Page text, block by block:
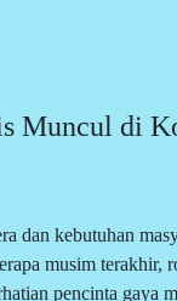
Muncul di
dan kebutuhan
musim terakhir,
pencinta gaya